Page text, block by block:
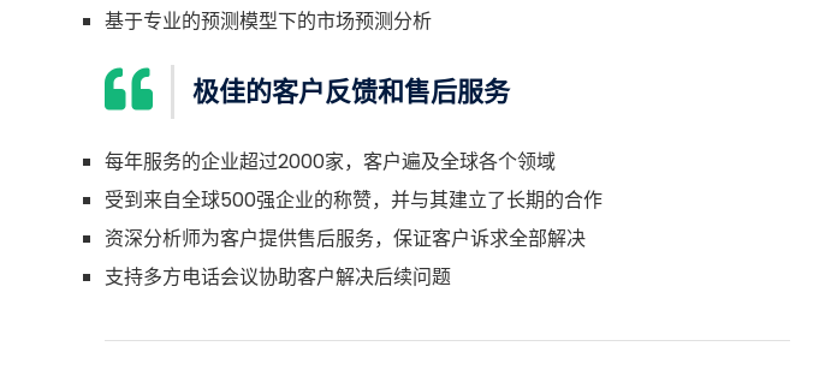
基于专业的预测模型下的市场预测分析
极佳的客户反馈和售后服务
每年服务的企业超过2000家，客户遍及全球各个领域
受到来自全球500强企业的称赞，并与其建立了长期的合作
资深分析师为客户提供售后服务，保证客户诉求全部解决
支持多方电话会议协助客户解决后续问题